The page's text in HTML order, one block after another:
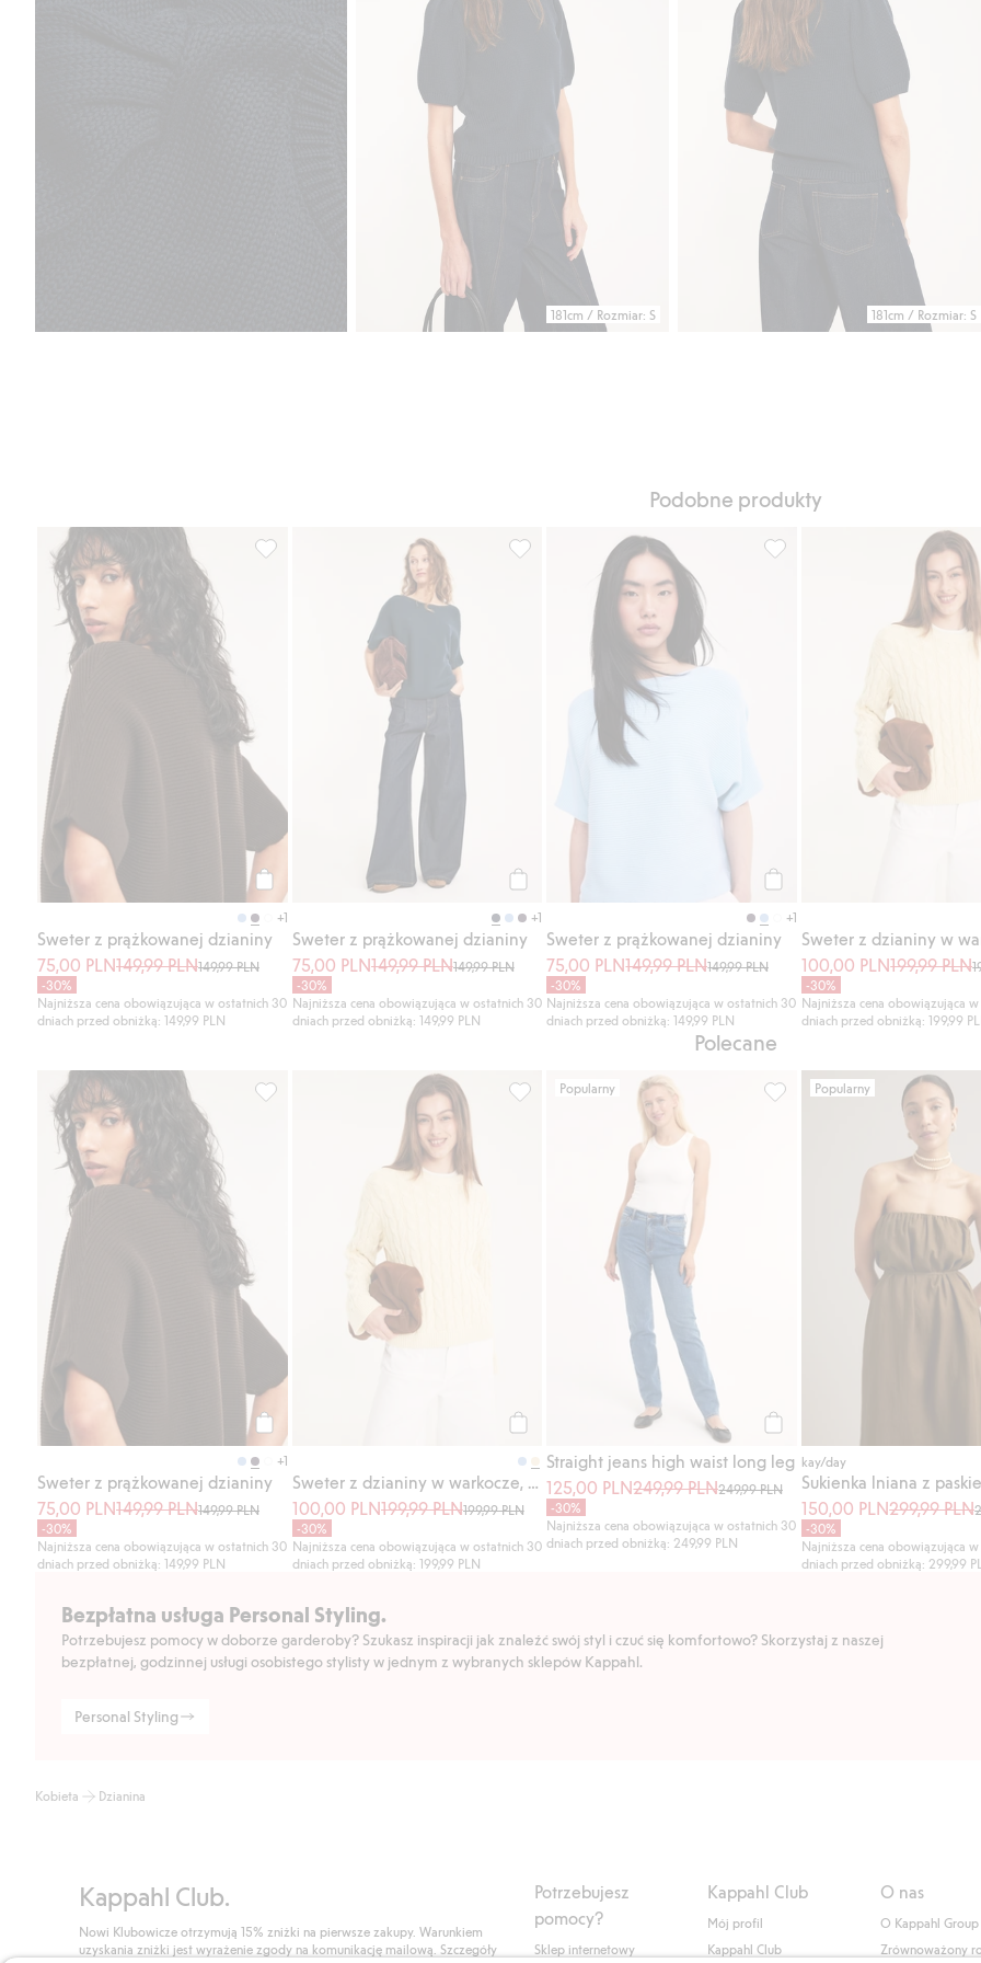
181cm / Rozmiar: S 181cm / Rozmiar: S
Podobne produkty
Kup
+1
Sweter z prążkowanej dzianiny
75,00 PLN149,99 PLN149,99 PLN
-30%
Najniższa cena obowiązująca w ostatnich 30
dniach przed obniżką: 149,99 PLN
Sweter z prążkowanej dzianiny, Dodaj do listy ulubione
+1
Sweter z prążkowanej dzianiny
75,00 PLN149,99 PLN149,99 PLN
-30%
Najniższa cena obowiązująca w ostatnich 30
dniach przed obniżką: 149,99 PLN
Sweter z prążkowanej dzianiny, Dodaj do listy ulubione
+1
Sweter z prążkowanej dzianiny
75,00 PLN149,99 PLN149,99 PLN
-30%
Najniższa cena obowiązująca w ostatnich 30
dniach przed obniżką: 149,99 PLN
Sweter z prążkowanej
100,00 PLN199,99 PLN
-30%
Najniższa cena obowiązująca
dniach przed obniżką: 199,99
Polecane
Kup
+1
Sweter z prążkowanej dzianiny
75,00 PLN149,99 PLN149,99 PLN
-30%
Najniższa cena obowiązująca w ostatnich 30
dniach przed obniżką: 149,99 PLN
Sweter z prążkowanej dzianiny, Dodaj do listy ulubione
Sweter z dzianiny w warkocze, z bawełny
100,00 PLN199,99 PLN199,99 PLN
-30%
Najniższa cena obowiązująca w ostatnich 30
dniach przed obniżką: 199,99 PLN
Sweter z dzianiny w warkocze, z bawełny, Dodaj do listy
Popularny
Straight jeans high waist long leg
125,00 PLN249,99 PLN249,99 PLN
-30%
Najniższa cena obowiązująca w ostatnich 30
dniach przed obniżką: 249,99 PLN
Straight jeans high waist
Popularny
kay/day
150,00 PLN299,99 PLN
-30%
Najniższa cena obowiązująca
dniach przed obniżką: 299,99
Bezpłatna usługa Personal Styling.
Potrzebujesz pomocy w doborze garderoby? Szukasz inspiracji jak znaleźć swój styl i czuć się komfortowo? Skorzystaj z naszej
bezpłatnej, godzinnej usługi osobistego stylisty w jednym z wybranych sklepów Kappahl.
Personal Styling
Kobieta Dzianina
Kappahl Club.
Nowi Klubowicze otrzymują 15% zniżki na pierwsze zakupy. Warunkiem
uzyskania zniżki jest wyrażenie zgody na komunikację mailową. Szczegóły
Potrzebujesz
pomocy?
Sklep internetowy
Kappahl Club
Mój profil
Kappahl Club
O nas
O Kappahl Group
Zrównoważony